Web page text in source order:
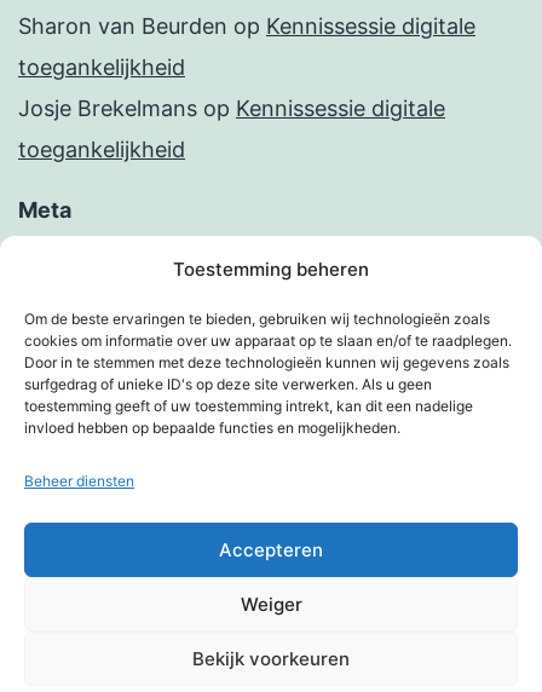
Toestemming beheren
Om de beste ervaringen te bieden, gebruiken wij technologieën zoals
cookies om informatie over uw apparaat op te slaan en/of te raadplegen.
Door in te stemmen met deze technologieën kunnen wij gegevens zoals
surfgedrag of unieke ID's op deze site verwerken. Als u geen
toestemming geeft of uw toestemming intrekt, kan dit een nadelige
invloed hebben op bepaalde functies en mogelijkheden.
Beheer diensten
Accepteren
Weiger
Bekijk voorkeuren
Sharon van Beurden op Kennissessie digitale
toegankelijkheid
Josje Brekelmans op Kennissessie digitale
toegankelijkheid
Meta
Berichten feed
Reacties feed
WordPress.org
KIMBERVIETJES
Met trots aangedreven doorWordPress